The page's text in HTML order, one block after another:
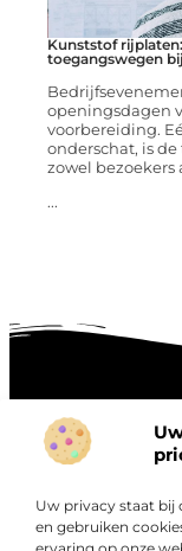
Uw privacy staat bij
en gebruiken
Kunststof
toegangswegen
openingsdagen
voorbereiding.
onderschat, is
zowel bezoekers
...
Over
Bedrijf
“Ontdek een
Onze